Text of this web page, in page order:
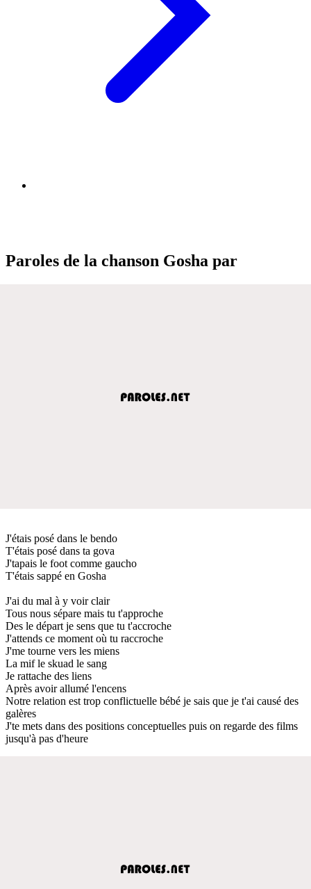
Paroles de la chanson Gosha par
J'étais posé dans le bendo
T'étais posé dans ta gova
J'tapais le foot comme gaucho
T'étais sappé en Gosha
J'ai du mal à y voir clair
Tous nous sépare mais tu t'approche
Des le départ je sens que tu t'accroche
J'attends ce moment où tu raccroche
J'me tourne vers les miens
La mif le skuad le sang
Je rattache des liens
Après avoir allumé l'encens
Notre relation est trop conflictuelle bébé je sais que je t'ai causé des
galères
J'te mets dans des positions conceptuelles puis on regarde des films
jusqu'à pas d'heure